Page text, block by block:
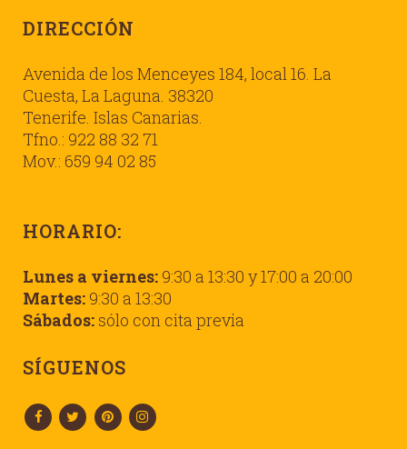
DIRECCIÓN
Avenida de los Menceyes 184, local 16. La
Cuesta, La Laguna. 38320
Tenerife. Islas Canarias.
Tfno.: 922 88 32 71
Mov.: 659 94 02 85
HORARIO:
Lunes a viernes: 9:30 a 13:30 y 17:00 a 20:00
Martes: 9:30 a 13:30
Sábados: sólo con cita previa
SÍGUENOS